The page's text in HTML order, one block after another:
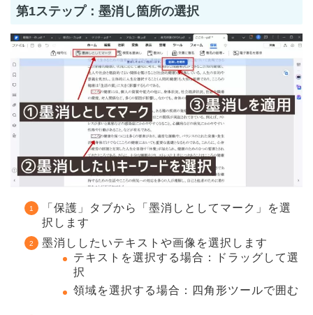
第1ステップ：墨消し箇所の選択
「保護」タブから「墨消しとしてマーク」を選
択します
墨消ししたいテキストや画像を選択します
テキストを選択する場合：ドラッグして選
択
領域を選択する場合：四角形ツールで囲む